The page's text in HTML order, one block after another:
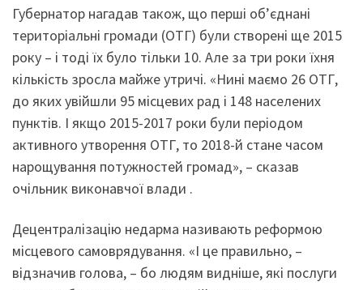
Губернатор нагадав також, що перші об’єднані
територіальні громади (ОТГ) були створені ще 2015
року – і тоді їх було тільки 10. Але за три роки їхня
кількість зросла майже утричі. «Нині маємо 26 ОТГ,
до яких увійшли 95 місцевих рад і 148 населених
пунктів. І якщо 2015-2017 роки були періодом
активного утворення ОТГ, то 2018-й стане часом
нарощування потужностей громад», – сказав
очільник виконавчої влади .
Децентралізацію недарма називають реформою
місцевого самоврядування. «І це правильно, –
відзначив голова, – бо людям видніше, які послуги